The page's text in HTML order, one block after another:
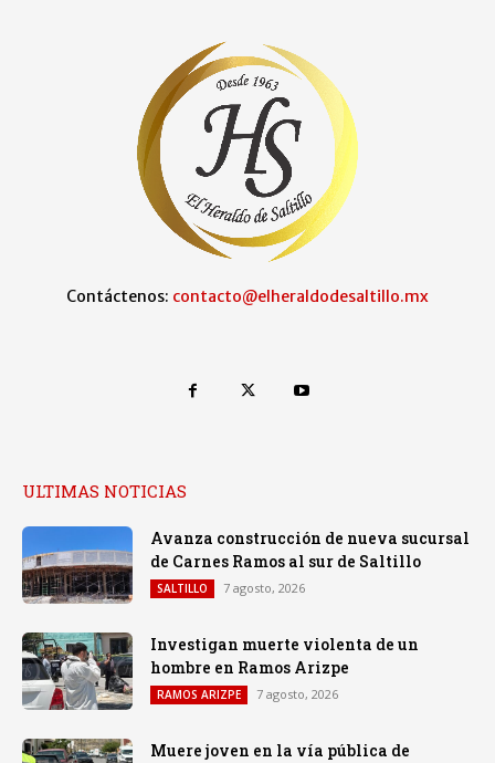
Contáctenos: contacto@elheraldodesaltillo.mx
ULTIMAS NOTICIAS
Avanza construcción de nueva sucursal
de Carnes Ramos al sur de Saltillo
SALTILLO 7 agosto, 2026
Investigan muerte violenta de un
hombre en Ramos Arizpe
RAMOS ARIZPE 7 agosto, 2026
Muere joven en la vía pública de